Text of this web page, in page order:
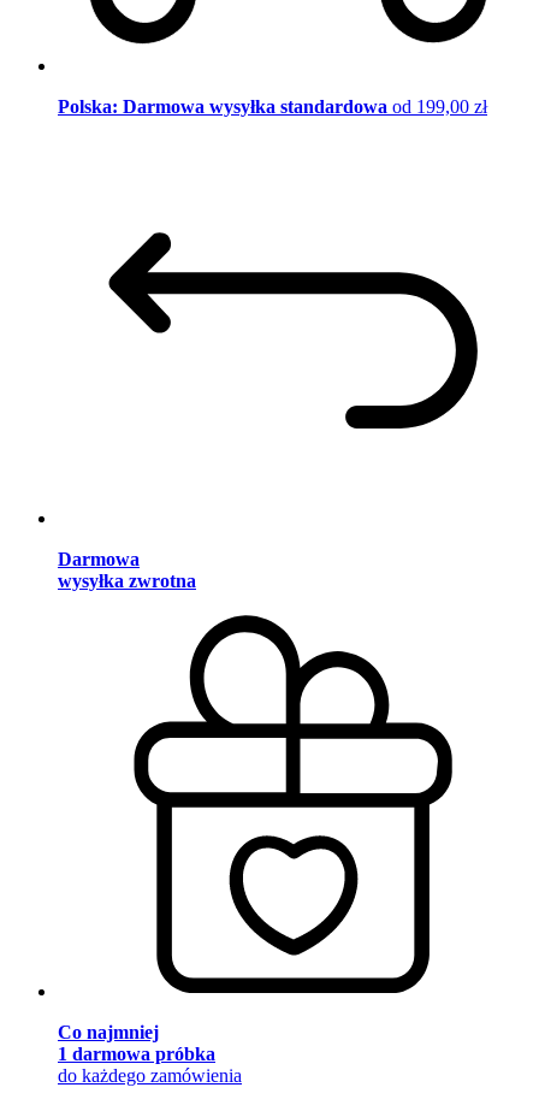
Polska: Darmowa wysyłka standardowa od 199,00 zł
Darmowa
wysyłka zwrotna
Co najmniej
1 darmowa próbka
do każdego zamówienia